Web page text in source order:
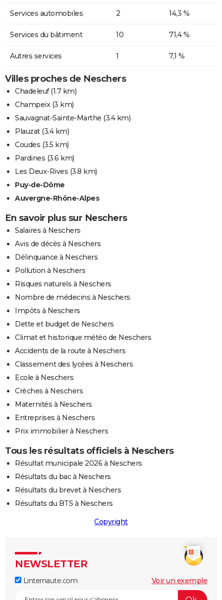
Services automobiles 2 14,3 %
Services du bâtiment 10 71,4 %
Autres services 1 7,1 %
Villes proches de Neschers
Chadeleuf(1.7 km)
Champeix(3 km)
Sauvagnat-Sainte-Marthe (3.4 km)
Plauzat(3.4 km)
Coudes (3.5 km)
Pardines (3.6 km)
Les Deux-Rives (3.8 km)
Puy-de-Dôme
Auvergne-Rhône-Alpes
En savoir plus sur Neschers
Salaires à Neschers
Avis de décès à Neschers
Délinquance à Neschers
Pollution à Neschers
Risques naturels à Neschers
Nombre de médecins à Neschers
Impôts à Neschers
Dette et budget de Neschers
Climat et historique météo de Neschers
Accidents de la route à Neschers
Classement des lycées à Neschers
Ecole à Neschers
Crèches à Neschers
Maternités à Neschers
Entreprises à Neschers
Prix immobilier à Neschers
Tous les résultats officiels à Neschers
Résultat municipale 2026 à Neschers
Résultats du bac à Neschers
Résultats du brevet à Neschers
Résultats du BTS à Neschers
Copyright
NEWSLETTER
Linternaute.com Voir un exemple